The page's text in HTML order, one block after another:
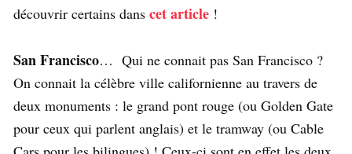
découvrir certains dans cet article !
San Francisco… Qui ne connait pas San Francisco ?
On connait la célèbre ville californienne au travers de
deux monuments : le grand pont rouge (ou Golden Gate
pour ceux qui parlent anglais) et le tramway (ou Cable